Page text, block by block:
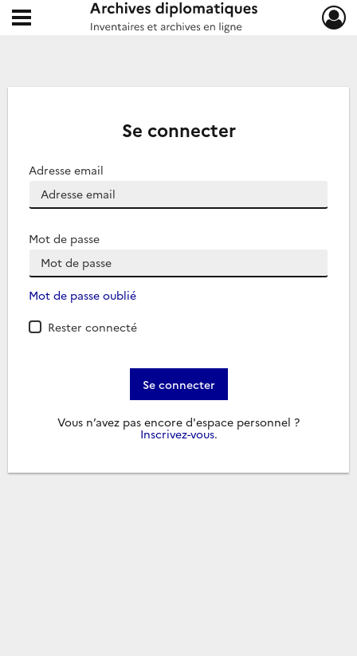
Archives diplomatiques
Ouvrir le menu déroulant
Se connecter
Adresse email
Mot de passe
Mot de passe oublié
Rester connecté
Se connecter
Vous n’avez pas encore d'espace personnel ?
Inscrivez-vous.